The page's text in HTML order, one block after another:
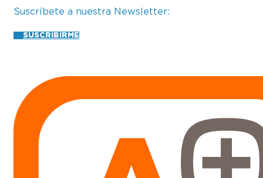
Suscríbete a nuestra Newsletter:
SUSCRIBIRME